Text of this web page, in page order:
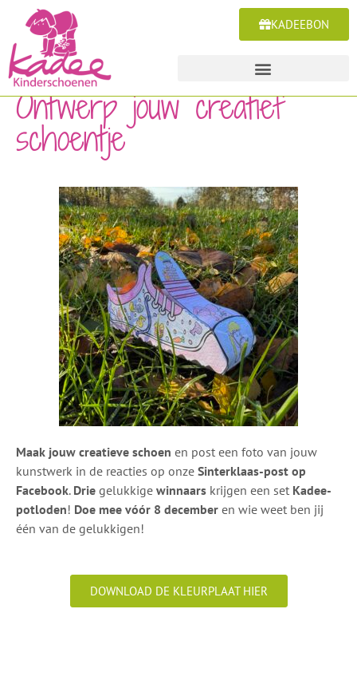
KADEEBON
Ontwerp jouw creatief
schoentje
Maak jouw creatieve schoen en post een foto van jouw
kunstwerk in de reacties op onze Sinterklaas-post op
Facebook. Drie gelukkige winnaars krijgen een set Kadee-
potloden! Doe mee vóór 8 december en wie weet ben jij
één van de gelukkigen!
DOWNLOAD DE KLEURPLAAT HIER